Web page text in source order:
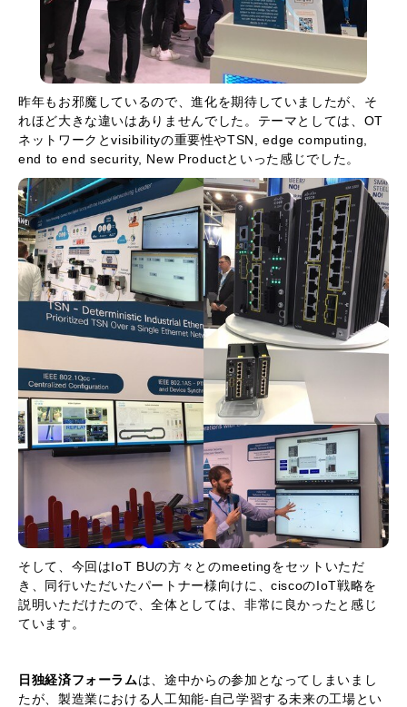
昨年もお邪魔しているので、進化を期待していましたが、そ
れほど大きな違いはありませんでした。テーマとしては、OT
ネットワークとvisibilityの重要性やTSN, edge computing,
end to end security, New Productといった感じでした。
そして、今回はIoT BUの方々とのmeetingをセットいただ
き、同行いただいたパートナー様向けに、ciscoのIoT戦略を
説明いただけたので、全体としては、非常に良かったと感じ
ています。
日独経済フォーラムは、途中からの参加となってしまいまし
たが、製造業における人工知能-自己学習する未来の工場とい